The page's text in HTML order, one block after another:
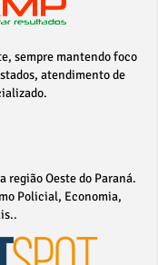
sempre mantendo foco
atendimento de
região Oeste do Paraná.
Policial, Economia,